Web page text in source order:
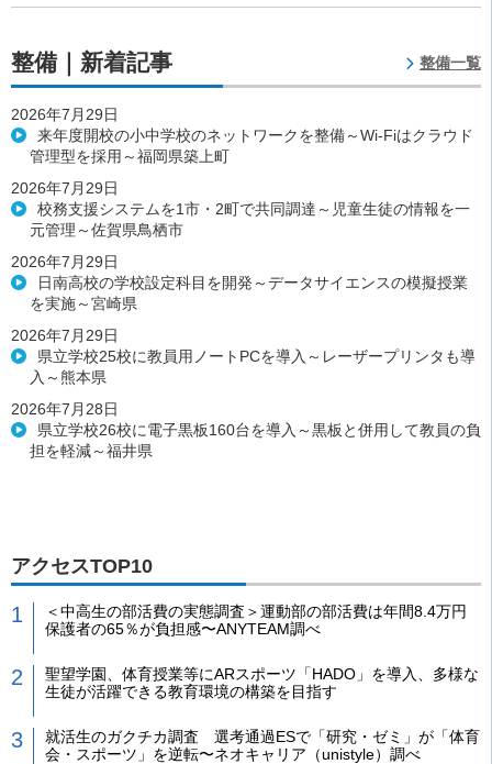
整備｜新着記事 整備一覧
2026年7月29日
来年度開校の小中学校のネットワークを整備～Wi-Fiはクラウド
管理型を採用～福岡県築上町
2026年7月29日
校務支援システムを1市・2町で共同調達～児童生徒の情報を一
元管理～佐賀県鳥栖市
2026年7月29日
日南高校の学校設定科目を開発～データサイエンスの模擬授業
を実施～宮崎県
2026年7月29日
県立学校25校に教員用ノートPCを導入～レーザープリンタも導
入～熊本県
2026年7月28日
県立学校26校に電子黒板160台を導入～黒板と併用して教員の負
担を軽減～福井県
アクセスTOP10
＜中高生の部活費の実態調査＞運動部の部活費は年間8.4万円
保護者の65％が負担感〜ANYTEAM調べ
聖望学園、体育授業等にARスポーツ「HADO」を導入、多様な
生徒が活躍できる教育環境の構築を目指す
就活生のガクチカ調査 選考通過ESで「研究・ゼミ」が「体育
会・スポーツ」を逆転〜ネオキャリア（unistyle）調べ